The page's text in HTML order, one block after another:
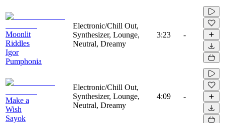
Moonlit
Riddles
Igor
Pumphonia
Electronic/Chill Out,
Synthesizer, Lounge,
Neutral, Dreamy
3:23 -
Make a
Wish
Sayok
Electronic/Chill Out,
Synthesizer, Lounge,
Neutral, Dreamy
4:09 -